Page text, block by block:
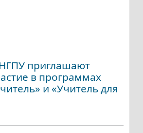
приглашают
в программах
и «Учитель для